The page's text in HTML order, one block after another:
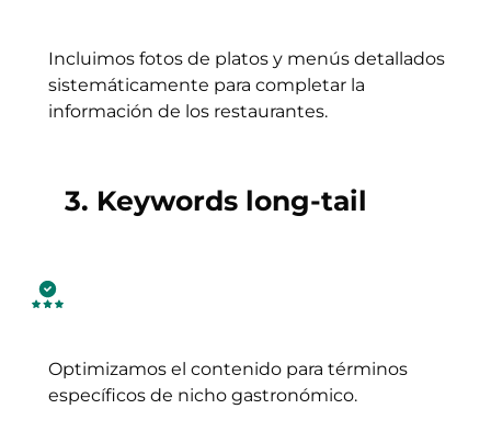
Incluimos fotos de platos y menús detallados
sistemáticamente para completar la
información de los restaurantes.
3. Keywords long-tail
Optimizamos el contenido para términos
específicos de nicho gastronómico.